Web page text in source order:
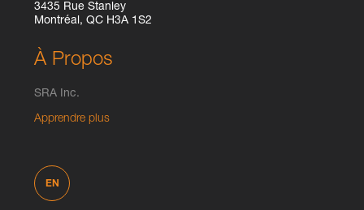
3435 Rue Stanley
Montréal, QC H3A 1S2
À Propos
SRA Inc.
Apprendre plus
EN